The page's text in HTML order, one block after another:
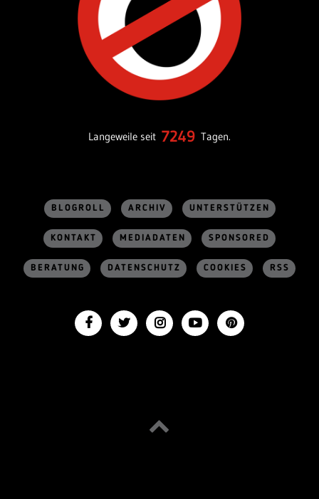
Langeweile seit 7249 Tagen.
BLOGROLL ARCHIV UNTERSTÜTZEN
KONTAKT MEDIADATEN SPONSORED
BERATUNG DATENSCHUTZ COOKIES RSS